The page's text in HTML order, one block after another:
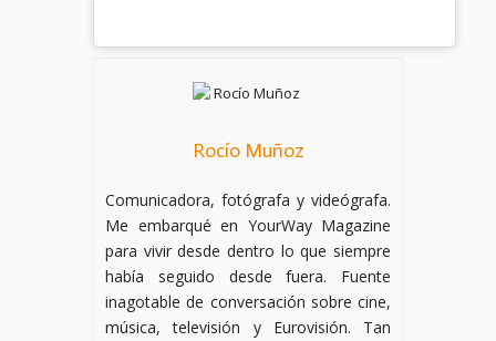
Rocío Muñoz
Comunicadora, fotógrafa y videógrafa.
Me embarqué en YourWay Magazine
para vivir desde dentro lo que siempre
había seguido desde fuera. Fuente
inagotable de conversación sobre cine,
música, televisión y Eurovisión. Tan